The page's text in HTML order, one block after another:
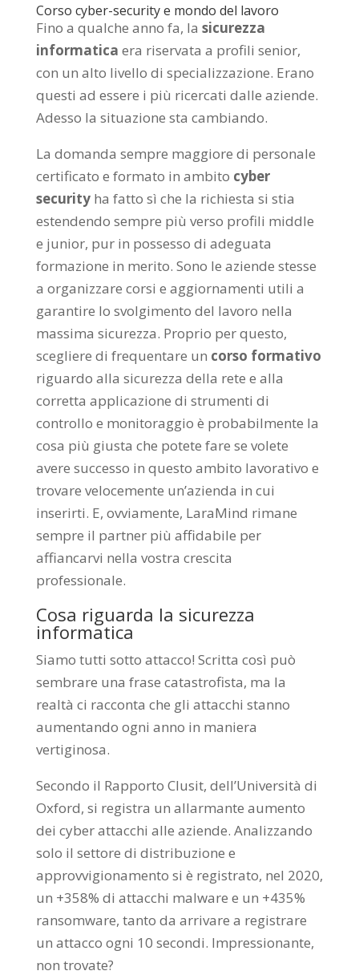
Corso cyber-security e mondo del lavoro
Fino a qualche anno fa, la sicurezza
informatica era riservata a profili senior,
con un alto livello di specializzazione. Erano
questi ad essere i più ricercati dalle aziende.
Adesso la situazione sta cambiando.
La domanda sempre maggiore di personale
certificato e formato in ambito cyber
securityha fatto sì che la richiesta si stia
estendendo sempre più verso profili middle
e junior, pur in possesso di adeguata
formazione in merito. Sono le aziende stesse
a organizzare corsi e aggiornamenti utili a
garantire lo svolgimento del lavoro nella
massima sicurezza. Proprio per questo,
scegliere di frequentare un corso formativo
riguardo alla sicurezza della rete e alla
corretta applicazione di strumenti di
controllo e monitoraggio è probabilmente la
cosa più giusta che potete fare se volete
avere successo in questo ambito lavorativo e
trovare velocemente un’azienda in cui
inserirti. E, ovviamente, LaraMind rimane
sempre il partner più affidabile per
affiancarvi nella vostra crescita
professionale.
Cosa riguarda la sicurezza
informatica
Siamo tutti sotto attacco! Scritta così può
sembrare una frase catastrofista, ma la
realtà ci racconta che gli attacchi stanno
aumentando ogni anno in maniera
vertiginosa.
Secondo il Rapporto Clusit, dell’Università di
Oxford, si registra un allarmante aumento
dei cyber attacchi alle aziende. Analizzando
solo il settore di distribuzione e
approvvigionamento si è registrato, nel 2020,
un +358% di attacchi malware e un +435%
ransomware, tanto da arrivare a registrare
un attacco ogni 10 secondi. Impressionante,
non trovate?